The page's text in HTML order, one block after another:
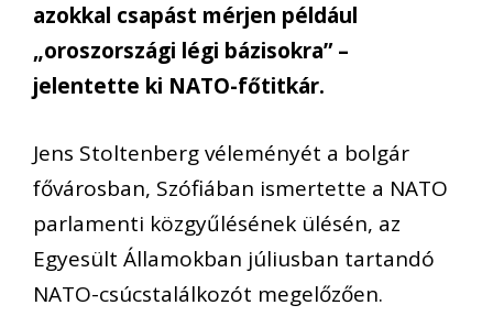
azokkal csapást mérjen például
„oroszországi légi bázisokra” –
jelentette ki NATO-főtitkár.
Jens Stoltenberg véleményét a bolgár
fővárosban, Szófiában ismertette a NATO
parlamenti közgyűlésének ülésén, az
Egyesült Államokban júliusban tartandó
NATO-csúcstalálkozót megelőzően.